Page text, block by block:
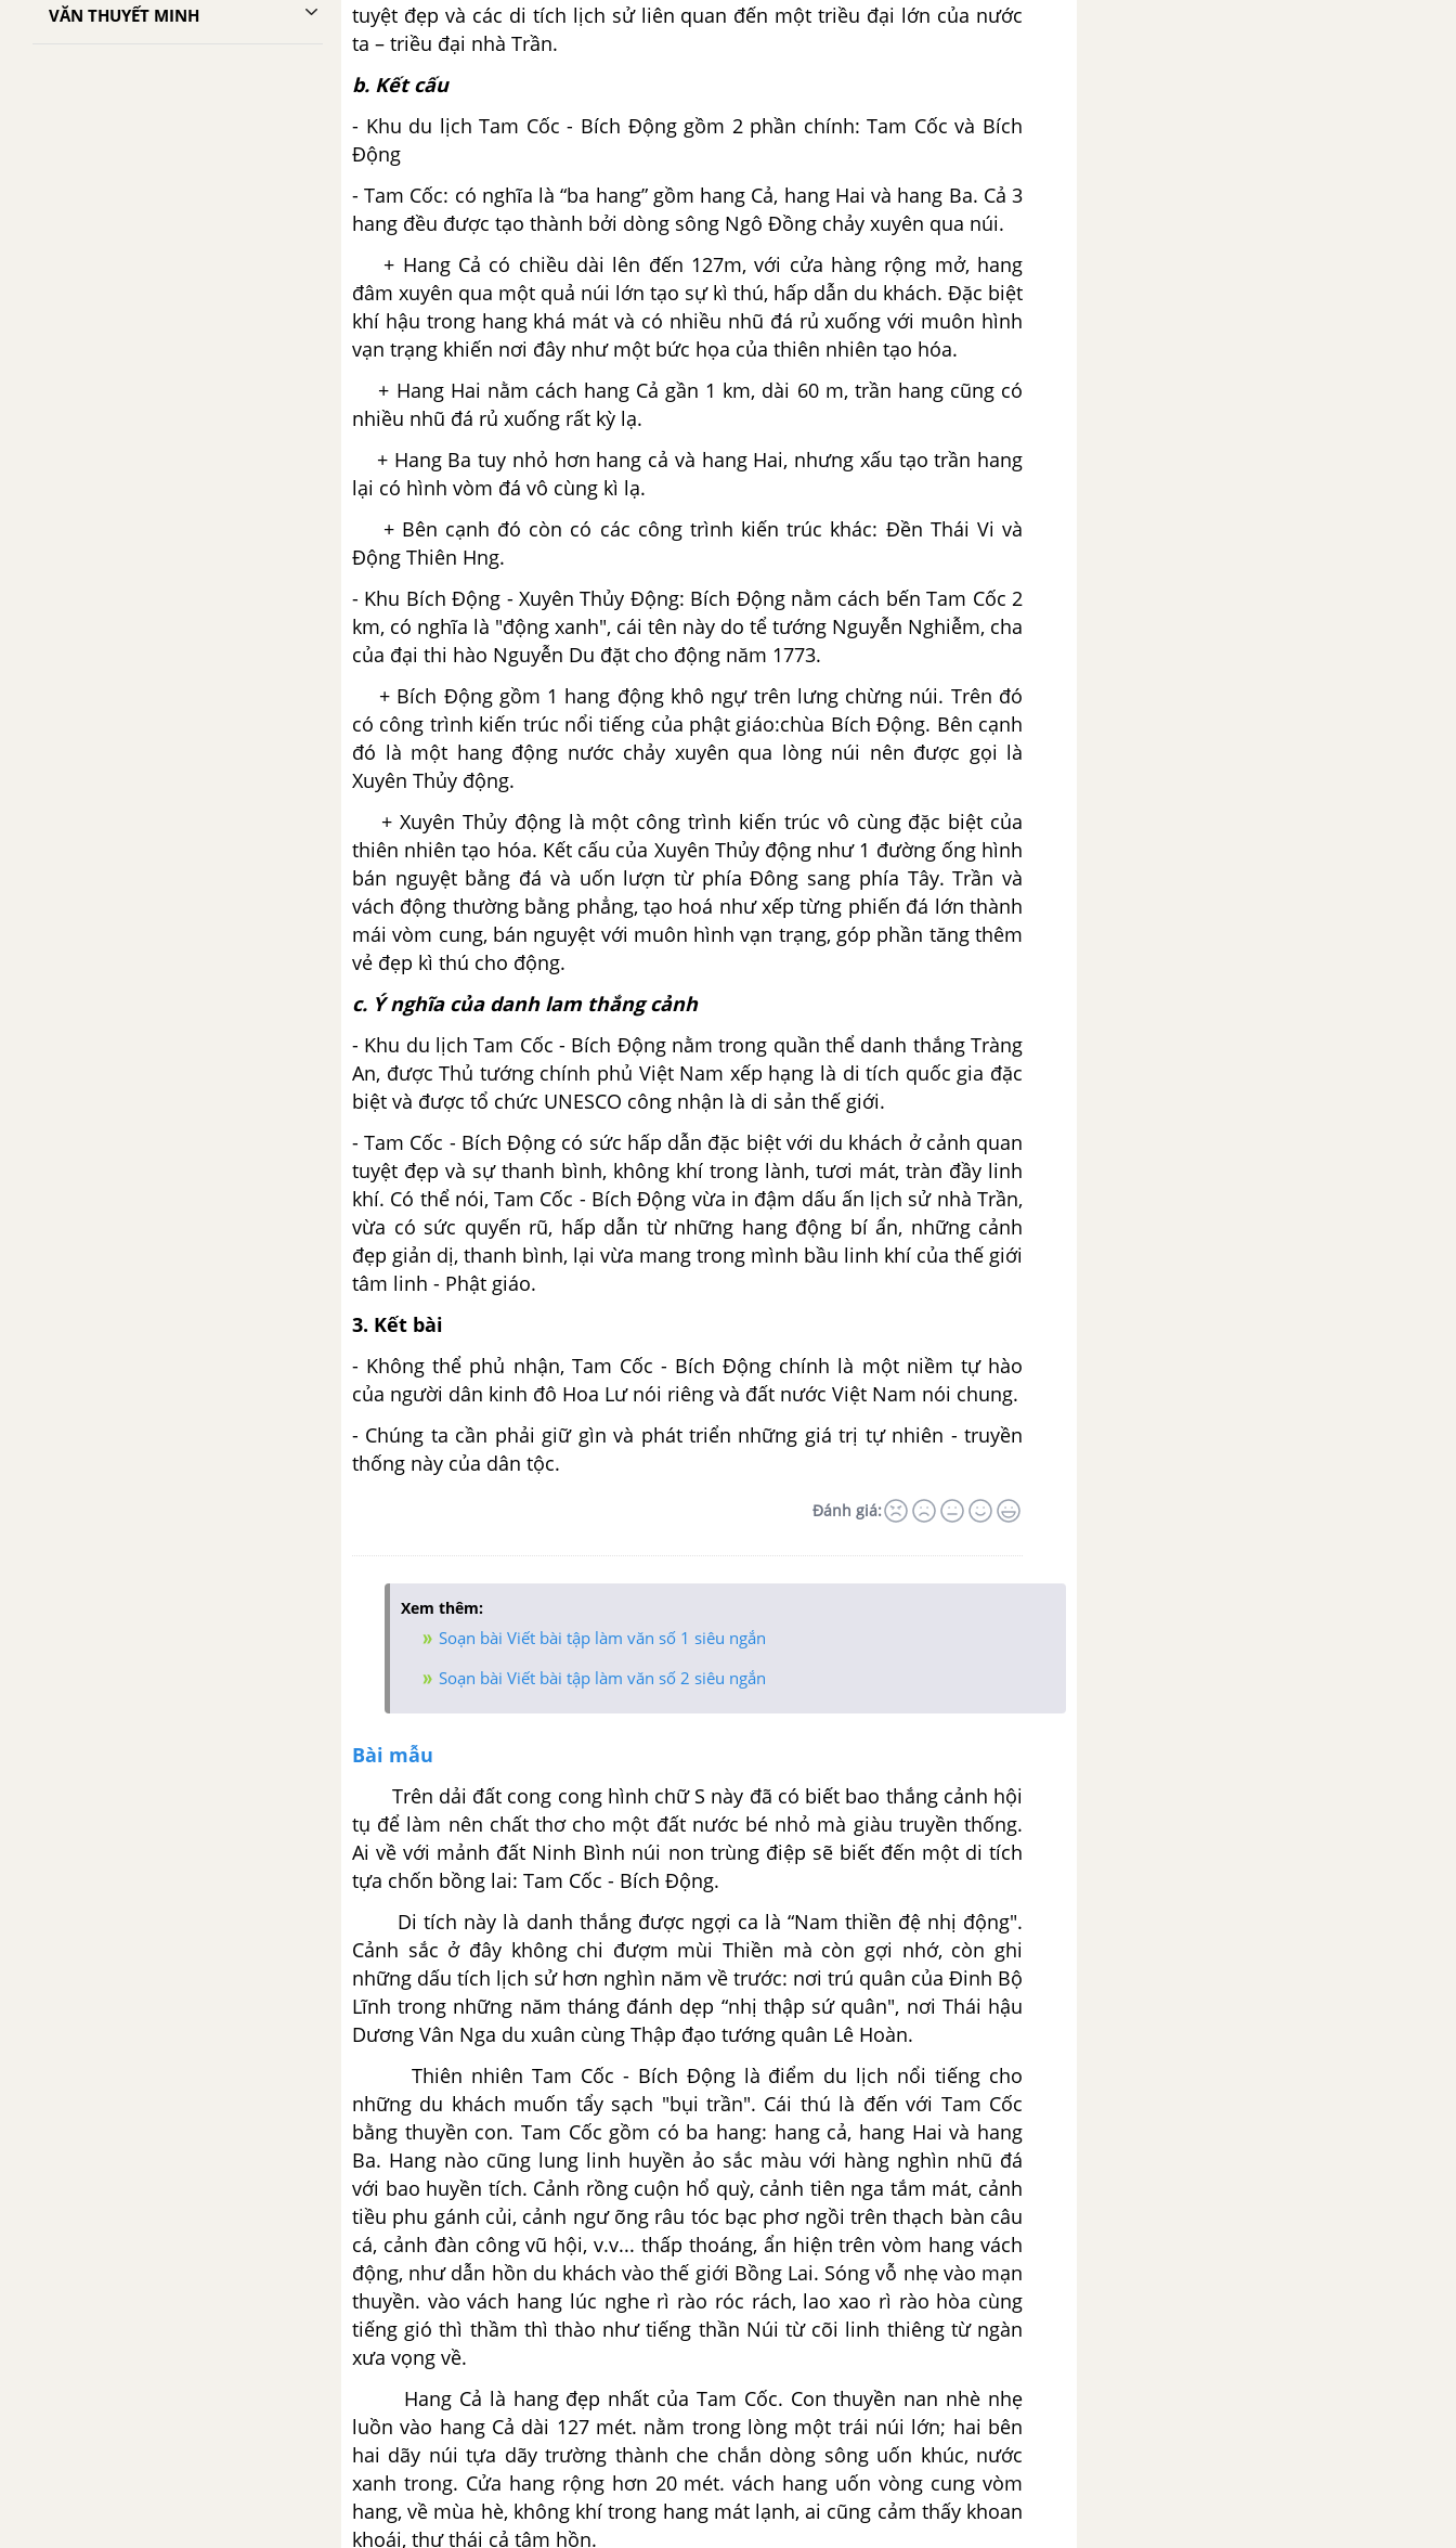
VĂN THUYẾT MINH
tuyệt đẹp và các di tích lịch sử liên quan đến một triều đại lớn của nước
ta – triều đại nhà Trần.
b. Kết cấu
- Khu du lịch Tam Cốc - Bích Động gồm 2 phần chính: Tam Cốc và Bích
Động
- Tam Cốc: có nghĩa là “ba hang” gồm hang Cả, hang Hai và hang Ba. Cả 3
hang đều được tạo thành bởi dòng sông Ngô Đồng chảy xuyên qua núi.
+ Hang Cả có chiều dài lên đến 127m, với cửa hàng rộng mở, hang
đâm xuyên qua một quả núi lớn tạo sự kì thú, hấp dẫn du khách. Đặc biệt
khí hậu trong hang khá mát và có nhiều nhũ đá rủ xuống với muôn hình
vạn trạng khiến nơi đây như một bức họa của thiên nhiên tạo hóa.
+ Hang Hai nằm cách hang Cả gần 1 km, dài 60 m, trần hang cũng có
nhiều nhũ đá rủ xuống rất kỳ lạ.
+ Hang Ba tuy nhỏ hơn hang cả và hang Hai, nhưng xấu tạo trần hang
lại có hình vòm đá vô cùng kì lạ.
+ Bên cạnh đó còn có các công trình kiến trúc khác: Đền Thái Vi và
Động Thiên Hng.
- Khu Bích Động - Xuyên Thủy Động: Bích Động nằm cách bến Tam Cốc 2
km, có nghĩa là "động xanh", cái tên này do tể tướng Nguyễn Nghiễm, cha
của đại thi hào Nguyễn Du đặt cho động năm 1773.
+ Bích Động gồm 1 hang động khô ngự trên lưng chừng núi. Trên đó
có công trình kiến trúc nổi tiếng của phật giáo:chùa Bích Động. Bên cạnh
đó là một hang động nước chảy xuyên qua lòng núi nên được gọi là
Xuyên Thủy động.
+ Xuyên Thủy động là một công trình kiến trúc vô cùng đặc biệt của
thiên nhiên tạo hóa. Kết cấu của Xuyên Thủy động như 1 đường ống hình
bán nguyệt bằng đá và uốn lượn từ phía Đông sang phía Tây. Trần và
vách động thường bằng phẳng, tạo hoá như xếp từng phiến đá lớn thành
mái vòm cung, bán nguyệt với muôn hình vạn trạng, góp phần tăng thêm
vẻ đẹp kì thú cho động.
c. Ý nghĩa của danh lam thắng cảnh
- Khu du lịch Tam Cốc - Bích Động nằm trong quần thể danh thắng Tràng
An, được Thủ tướng chính phủ Việt Nam xếp hạng là di tích quốc gia đặc
biệt và được tổ chức UNESCO công nhận là di sản thế giới.
- Tam Cốc - Bích Động có sức hấp dẫn đặc biệt với du khách ở cảnh quan
tuyệt đẹp và sự thanh bình, không khí trong lành, tươi mát, tràn đầy linh
khí. Có thể nói, Tam Cốc - Bích Động vừa in đậm dấu ấn lịch sử nhà Trần,
vừa có sức quyến rũ, hấp dẫn từ những hang động bí ẩn, những cảnh
đẹp giản dị, thanh bình, lại vừa mang trong mình bầu linh khí của thế giới
tâm linh - Phật giáo.
3. Kết bài
- Không thể phủ nhận, Tam Cốc - Bích Động chính là một niềm tự hào
của người dân kinh đô Hoa Lư nói riêng và đất nước Việt Nam nói chung.
- Chúng ta cần phải giữ gìn và phát triển những giá trị tự nhiên - truyền
thống này của dân tộc.
Đánh giá:
Xem thêm:
Soạn bài Viết bài tập làm văn số 1 siêu ngắn
Soạn bài Viết bài tập làm văn số 2 siêu ngắn
Bài mẫu
Trên dải đất cong cong hình chữ S này đã có biết bao thắng cảnh hội
tụ để làm nên chất thơ cho một đất nước bé nhỏ mà giàu truyền thống.
Ai về với mảnh đất Ninh Bình núi non trùng điệp sẽ biết đến một di tích
tựa chốn bồng lai: Tam Cốc - Bích Động.
Di tích này là danh thắng được ngợi ca là “Nam thiền đệ nhị động".
Cảnh sắc ở đây không chi đượm mùi Thiền mà còn gợi nhớ, còn ghi
những dấu tích lịch sử hơn nghìn năm về trước: nơi trú quân của Đinh Bộ
Lĩnh trong những năm tháng đánh dẹp “nhị thập sứ quân", nơi Thái hậu
Dương Vân Nga du xuân cùng Thập đạo tướng quân Lê Hoàn.
Thiên nhiên Tam Cốc - Bích Động là điểm du lịch nổi tiếng cho
những du khách muốn tẩy sạch "bụi trần". Cái thú là đến với Tam Cốc
bằng thuyền con. Tam Cốc gồm có ba hang: hang cả, hang Hai và hang
Ba. Hang nào cũng lung linh huyền ảo sắc màu với hàng nghìn nhũ đá
với bao huyền tích. Cảnh rồng cuộn hổ quỳ, cảnh tiên nga tắm mát, cảnh
tiều phu gánh củi, cảnh ngư õng râu tóc bạc phơ ngồi trên thạch bàn câu
cá, cảnh đàn công vũ hội, v.v... thấp thoáng, ẩn hiện trên vòm hang vách
động, như dẫn hồn du khách vào thế giới Bồng Lai. Sóng vỗ nhẹ vào mạn
thuyền. vào vách hang lúc nghe rì rào róc rách, lao xao rì rào hòa cùng
tiếng gió thì thầm thì thào như tiếng thần Núi từ cõi linh thiêng từ ngàn
xưa vọng về.
Hang Cả là hang đẹp nhất của Tam Cốc. Con thuyền nan nhè nhẹ
luồn vào hang Cả dài 127 mét. nằm trong lòng một trái núi lớn; hai bên
hai dãy núi tựa dãy trường thành che chắn dòng sông uốn khúc, nước
xanh trong. Cửa hang rộng hơn 20 mét. vách hang uốn vòng cung vòm
hang, về mùa hè, không khí trong hang mát lạnh, ai cũng cảm thấy khoan
khoái, thư thái cả tâm hồn.